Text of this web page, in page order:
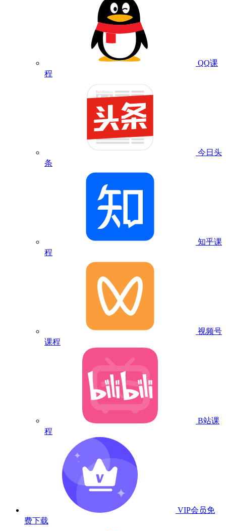
QQ课
程
今日头
条
知乎课
程
视频号
课程
B站课
程
VIP会员免
费下载